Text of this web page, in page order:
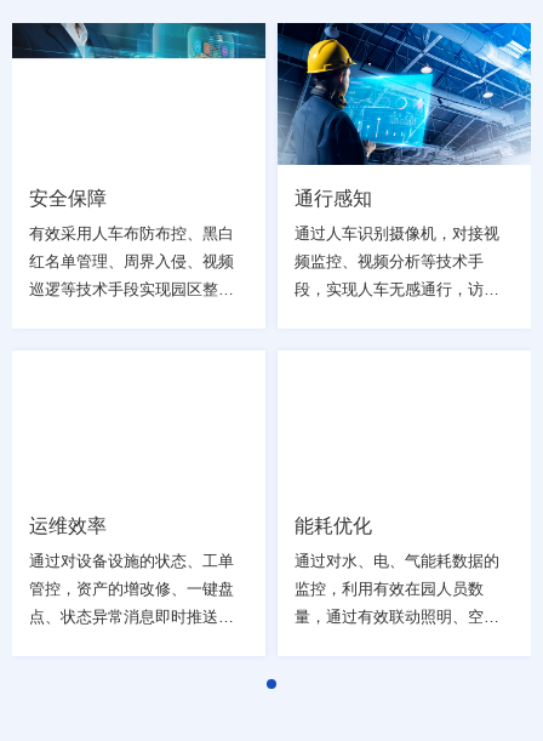
安全保障
有效采用人车布防布控、黑白
红名单管理、周界入侵、视频
巡逻等技术手段实现园区整体
通行感知
通过人车识别摄像机，对接视
频监控、视频分析等技术手
段，实现人车无感通行，访客
运维效率
通过对设备设施的状态、工单
管控，资产的增改修、一键盘
点、状态异常消息即时推送等
能耗优化
通过对水、电、气能耗数据的
监控，利用有效在园人员数
量，通过有效联动照明、空